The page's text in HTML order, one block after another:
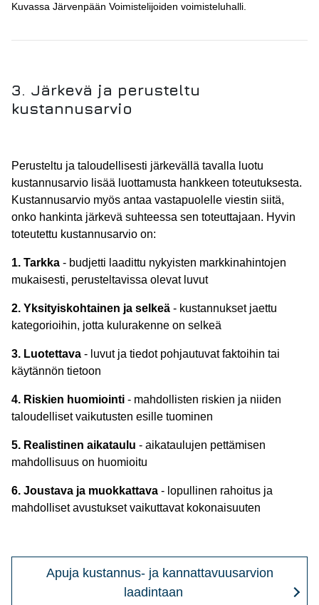
Kuvassa Järvenpään Voimistelijoiden voimisteluhalli.
3. Järkevä ja perusteltu
kustannusarvio
Perusteltu ja taloudellisesti järkevällä tavalla luotu
kustannusarvio lisää luottamusta hankkeen toteutuksesta.
Kustannusarvio myös antaa vastapuolelle viestin siitä,
onko hankinta järkevä suhteessa sen toteuttajaan. Hyvin
toteutettu kustannusarvio on:
1. Tarkka - budjetti laadittu nykyisten markkinahintojen
mukaisesti, perusteltavissa olevat luvut
2. Yksityiskohtainen ja selkeä - kustannukset jaettu
kategorioihin, jotta kulurakenne on selkeä
3. Luotettava - luvut ja tiedot pohjautuvat faktoihin tai
käytännön tietoon
4. Riskien huomiointi - mahdollisten riskien ja niiden
taloudelliset vaikutusten esille tuominen
5. Realistinen aikataulu - aikataulujen pettämisen
mahdollisuus on huomioitu
6. Joustava ja muokkattava - lopullinen rahoitus ja
mahdolliset avustukset vaikuttavat kokonaisuuten
Apuja kustannus- ja kannattavuusarvion
laadintaan